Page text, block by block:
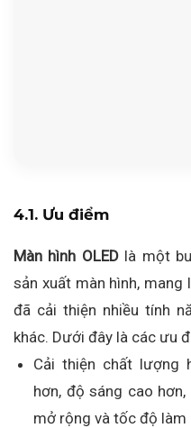
4.1. Ưu điểm
Màn hình OLEDlà một
sản xuất màn hình,
đã cải thiện nhiều tính
khác. Dưới đây là các ưu
Cải thiện chất lượng
hơn, độ sáng cao
mở rộng và tốc độ làm